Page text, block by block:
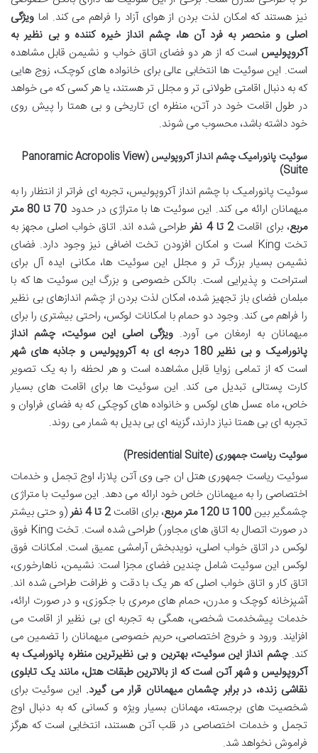
نیز هستند که امکان لذت بردن از هوای آزاد را فراهم می کند. اما ویژگی
اصلی و منحصر به فرد آن ها، چشم انداز خیره کننده و بی نظیر به
آکروپولیس است که از هر دو فضای اتاق خواب و نشیمن قابل مشاهده
است. این سوئیت ها انتخابی عالی برای خانواده های کوچک، زوج هایی
که به دنبال اقامتی طولانی تر و مجلل تر هستند، یا هر کسی که می خواهد
در طول اقامت خود در آتن، منظره ای تاریخی و بی همتا را پیش روی
خود داشته باشد، محسوب می شوند.
سوئیت پانورامیک چشم انداز آکروپولیس (Panoramic Acropolis View
Suite)
سوئیت پانورامیک با چشم انداز آکروپولیس، تجربه ای فراتر از انتظار را به
میهمانان ارائه می کند. این سوئیت ها با متراژی در حدود
70 تا 80 متر
مربع، برای اقامت2 تا 4 نفر
طراحی شده اند. اتاق خواب اصلی مجهز به
تخت King است و امکان افزودن تخت اضافی نیز وجود دارد. فضای
نشیمن بسیار بزرگ تر و مجلل این سوئیت ها، مکانی ایده آل برای
استراحت و پذیرایی است. بالکن خصوصی و بزرگ این سوئیت ها که با
مبلمان فضای باز تجهیز شده، امکان لذت بردن از چشم اندازهای بی نظیر
را فراهم می کند. وجود دو حمام با امکانات لوکس، راحتی بیشتری را برای
میهمانان به ارمغان می آورد. ویژگی اصلی این سوئیت، چشم انداز
پانورامیک و بی نظیر 180 درجه ای به آکروپولیس و جاذبه های شهر
است که از تمامی زوایا قابل مشاهده است و هر لحظه را به یک تصویر
کارت پستالی تبدیل می کند. این سوئیت ها برای اقامت های بسیار
خاص، ماه عسل های لوکس و خانواده های کوچکی که به فضای فراوان و
تجربه ای بی همتا نیاز دارند، گزینه ای بی بدیل به شمار می روند.
سوئیت ریاست جمهوری (Presidential Suite)
سوئیت ریاست جمهوری هتل ان جی وی آتن پلازا، اوج تجمل و خدمات
اختصاصی را به میهمانان خاص خود ارائه می دهد. این سوئیت با متراژی
چشمگیر بین 100 تا 120 متر مربع ، برای اقامت2 تا 4 نفر
(و حتی بیشتر
در صورت اتصال به اتاق های مجاور) طراحی شده است. تخت King فوق
لوکس در اتاق خواب اصلی، نویدبخش آرامشی عمیق است. امکانات فوق
لوکس این سوئیت شامل چندین فضای مجزا است: نشیمن، ناهارخوری،
اتاق کار و اتاق خواب اصلی که هر یک با دقت و ظرافت طراحی شده اند.
آشپزخانه کوچک و مدرن، حمام های مرمری با جکوزی، و در صورت ارائه،
خدمات پیشخدمت شخصی، همگی به تجربه ای بی نظیر از اقامت می
افزایند. ورود و خروج اختصاصی، حریم خصوصی میهمانان را تضمین می
کند.چشم انداز این سوئیت، بهترین و بی نظیرترین منظره پانورامیک به
آکروپولیس و شهر آتن است که از بالاترین طبقات هتل، مانند یک تابلوی
نقاشی زنده، در برابر چشمان میهمانان قرار می گیرد. این سوئیت برای
شخصیت های برجسته، مهمانان بسیار ویژه و کسانی که به دنبال اوج
تجمل و خدمات اختصاصی در قلب آتن هستند، انتخابی است که هرگز
فراموش نخواهد شد.